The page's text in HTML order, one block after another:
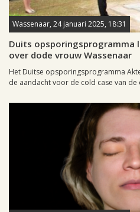
Wassenaar, 24 januari 2025, 18:31
Duits opsporingsprogramma
over dode vrouw Wassenaar
Het Duitse opsporingsprogramma
de aandacht voor de cold case van de